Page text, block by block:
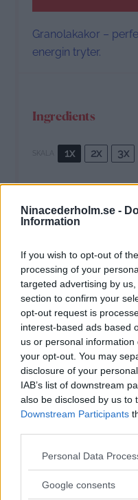
Ninacederholm.se -
Information
If you wish to opt-out of
processing of your
targeted advertising by
section to confirm your
opt-out request is
interest-based ads based
us or personal
your opt-out. You may
disclosure of your
IAB’s list of downstream
also be disclosed by us to
Downstream Participants
Please note that this
not limited to your visit or
Personal Data
Google consents
Granolakakor –
energin tryter.
Ingredients
SKALA 1x 2x 3x
50 g valnötter
75 g mandlar
50 g havregryn
1dl lönnsirap
2 msk kokosolja
1 ägg
30 g fint tärnade
100 gmörk choklad
Flingsalt
Instructions
Värm ugnen till 200
Smält lönnsirap